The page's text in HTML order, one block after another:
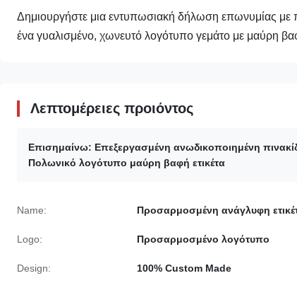
Δημιουργήστε μια εντυπωσιακή δήλωση επωνυμίας με
ένα γυαλισμένο, χωνευτό λογότυπο γεμάτο με μαύρη
Λεπτομέρειες προιόντος
Επισημαίνω: Επεξεργασμένη ανωδικοποιημένη
Πολωνικό λογότυπο μαύρη βαφή ετικέτα
Name: Προσαρμοσμένη ανάγλυφη
Logo: Προσαρμοσμένο λογότυπο
Design: 100% Custom Made